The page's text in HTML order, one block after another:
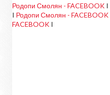
Родопи Смолян - FACEBOOK I
I Родопи Смолян - FACEBOOK
FACEBOOK I